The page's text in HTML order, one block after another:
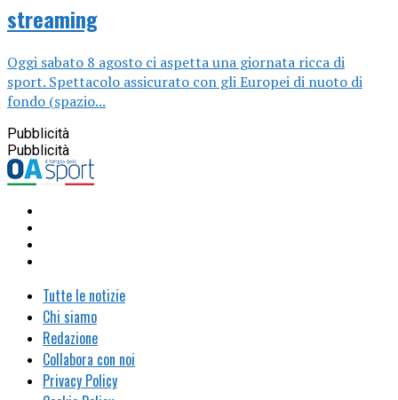
streaming
Oggi sabato 8 agosto ci aspetta una giornata ricca di
sport. Spettacolo assicurato con gli Europei di nuoto di
fondo (spazio...
Pubblicità
Pubblicità
Tutte le notizie
Chi siamo
Redazione
Collabora con noi
Privacy Policy